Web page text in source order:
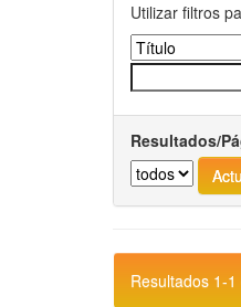
Utilizar filtros
Resultados/
Resultados 1-1